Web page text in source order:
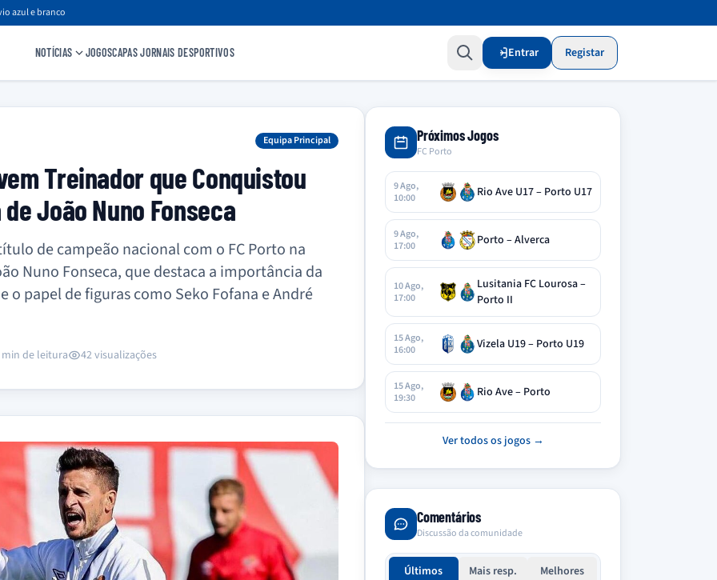
azul e branco
NOTÍCIAS JOGOSCAPAS JORNAIS DESPORTIVOS Entrar Registar
Equipa Principal
Treinador que Conquistou
João Nuno Fonseca
de campeão nacional com o FC Porto na
Nuno Fonseca, que destaca a importância da
o papel de figuras como Seko Fofana e André
de leitura 42 visualizações
Próximos Jogos
FC Porto
9 Ago,
10:00
Rio Ave U17 – Porto U17
9 Ago,
17:00
Porto – Alverca
10 Ago,
17:00
Lusitania FC Lourosa –
Porto II
15 Ago,
16:00
Vizela U19 – Porto U19
15 Ago,
19:30
Rio Ave – Porto
Ver todos os jogos →
Comentários
Discussão da comunidade
Últimos Mais resp. Melhores